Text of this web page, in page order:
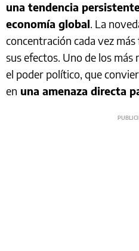
una tendencia
economía global. La
concentración cada vez
sus efectos. Uno de los más
el poder político, que
en una amenaza directa